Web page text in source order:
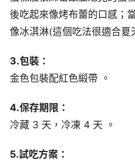
後吃起來像烤布蕾的口感；
像冰淇淋(這個吃法很適合夏
3.包裝：
金色包裝配紅色緞帶 。
4.保存期限：
冷藏 3 天，冷凍 4 天 。
5.試吃方案：